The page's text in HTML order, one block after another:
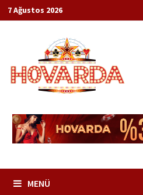
İçeriğe
geç
7 Ağustos 2026
MENÜ